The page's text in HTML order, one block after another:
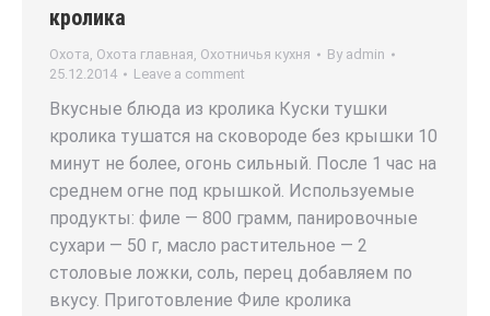
кролика
Охота, Охота главная, Охотничья кухня By admin
25.12.2014
Leave a comment
Вкусные блюда из кролика Куски тушки
кролика тушатся на сковороде без крышки 10
минут не более, огонь сильный. После 1 час на
среднем огне под крышкой. Используемые
продукты: филе — 800 грамм, панировочные
сухари — 50 г, масло растительное — 2
столовые ложки, соль, перец добавляем по
вкусу. Приготовление Филе кролика